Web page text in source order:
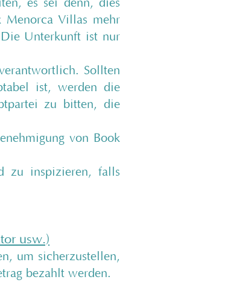
es sei denn, dies
Menorca Villas mehr
Unterkunft ist nur
Sollten
ist, werden die
zu bitten, die
von Book
zu inspizieren, falls
usw.)
um sicherzustellen,
bezahlt werden.